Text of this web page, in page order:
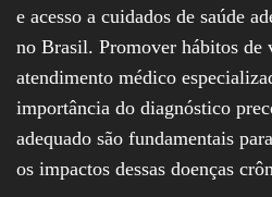
e acesso a cuidados de saúde
no Brasil. Promover hábitos de
atendimento médico
importância do diagnóstico
adequado são fundamentais
os impactos dessas doenças